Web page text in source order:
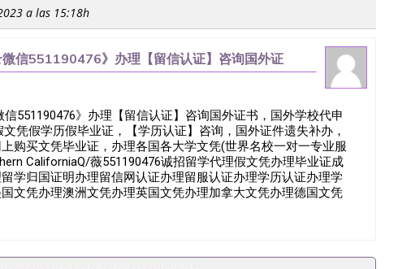
a las 15:18h
信551190476》办理【留信认证】咨询国外证
证，改成绩，买假文凭假学历
551190476》办理【留信认证】咨询国外证书，国外学校代申
凭假学历假毕业证，【学历认证】咨询，国外证件遗失补办，
购买文凭毕业证，办理各国各大学文凭(世界名校一对一专业服
CaliforniaQ/薇551190476诚招留学代理假文凭办理毕业证成
学归国证明办理留信网认证办理留服认证办理学历认证办理学
文凭办理澳洲文凭办理英国文凭办理加拿大文凭办理德国文凭
完美交代）； 2、雅思、托福，OFFER，在读证明，学生卡等留
都可以根据客户要求安排。 国内找工作假的毕业证可以用吗